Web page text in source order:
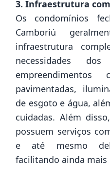
3. Infraestrutura
Os condomínios
Camboriú
infraestrutura
necessidades
pavimentadas,
de esgoto e água,
cuidadas. Além
possuem serviços
e até mesmo
facilitando ainda mais